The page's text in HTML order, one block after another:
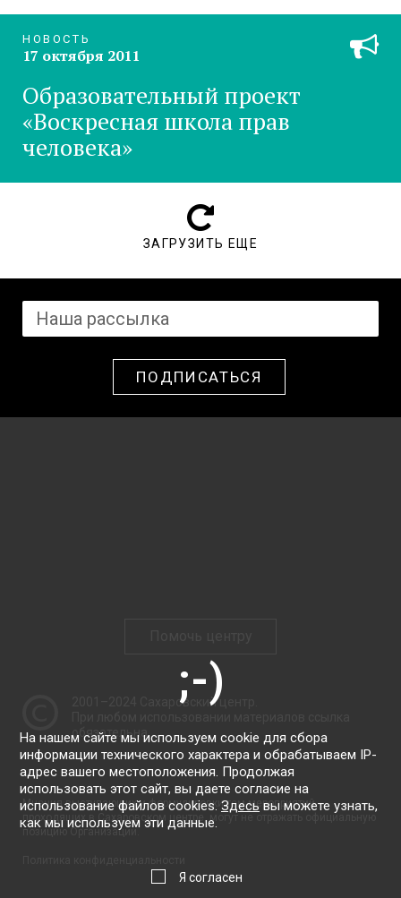
НОВОСТЬ
17 октября 2011
Образовательный проект
«Воскресная школа прав
человека»
ЗАГРУЗИТЬ ЕЩЕ
ПОДПИСАТЬСЯ
Сахаровский центр
обязательна.
Мнения выступающих и формулировки тем мероприятий,
проходящих в Сахаровском центре, могут не отражать официальную
позицию Организации.
На нашем сайте мы используем cookie для сбора
информации технического характера и обрабатываем IP-
адрес вашего местоположения. Продолжая
использовать этот сайт, вы даете согласие на
использование файлов cookies. Здесь вы можете узнать,
как мы используем эти данные.
Я согласен